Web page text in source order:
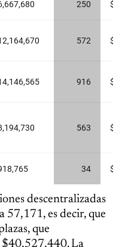
descentralizadas
57,171, es decir, que
que
La